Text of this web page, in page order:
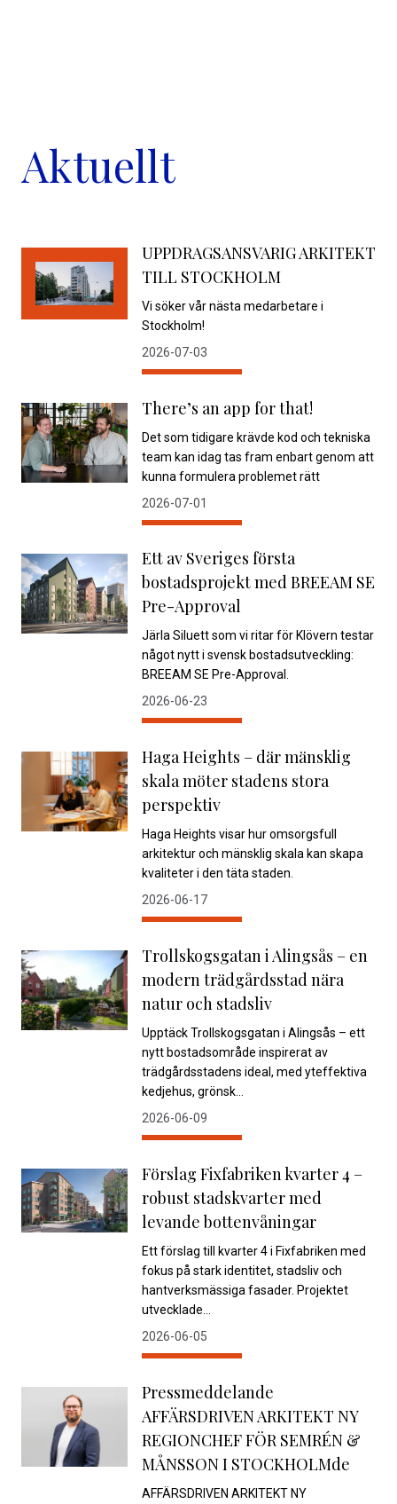
Aktuellt
UPPDRAGSANSVARIG ARKITEKT
TILL STOCKHOLM
Vi söker vår nästa medarbetare i
Stockholm!
2026-07-03
There’s an app for that!
Det som tidigare krävde kod och tekniska
team kan idag tas fram enbart genom att
kunna formulera problemet rätt
2026-07-01
Ett av Sveriges första
bostadsprojekt med BREEAM SE
Pre-Approval
Järla Siluett som vi ritar för Klövern testar
något nytt i svensk bostadsutveckling:
BREEAM SE Pre-Approval.
2026-06-23
Haga Heights – där mänsklig
skala möter stadens stora
perspektiv
Haga Heights visar hur omsorgsfull
arkitektur och mänsklig skala kan skapa
kvaliteter i den täta staden.
2026-06-17
Trollskogsgatan i Alingsås – en
modern trädgårdsstad nära
natur och stadsliv
Upptäck Trollskogsgatan i Alingsås – ett
nytt bostadsområde inspirerat av
trädgårdsstadens ideal, med yteffektiva
kedjehus, grönsk...
2026-06-09
Förslag Fixfabriken kvarter 4 –
robust stadskvarter med
levande bottenvåningar
Ett förslag till kvarter 4 i Fixfabriken med
fokus på stark identitet, stadsliv och
hantverksmässiga fasader. Projektet
utvecklade...
2026-06-05
Pressmeddelande
AFFÄRSDRIVEN ARKITEKT NY
REGIONCHEF FÖR SEMRÉN &
MÅNSSON I STOCKHOLMde
AFFÄRSDRIVEN ARKITEKT NY